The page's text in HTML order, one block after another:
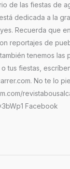
de las fiestas de
dedicada a la
Recuerda que
reportajes de
tenemos las
tus fiestas,
No te lo
Facebook